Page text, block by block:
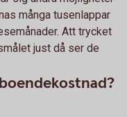
många tusenlappar
Att trycket
just då ser de